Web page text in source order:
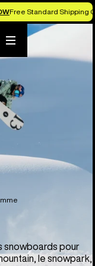
Free Standard Shipping
Menu
snowboards pour
le snowpark,